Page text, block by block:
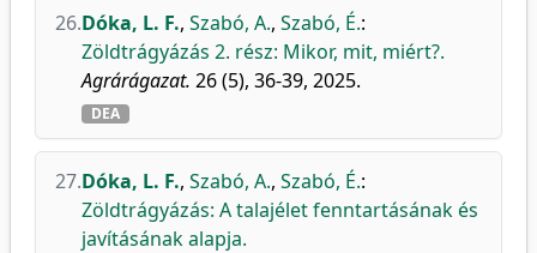
26.Dóka, L. F., Szabó, A., Szabó, É.:
Zöldtrágyázás 2. rész: Mikor, mit, miért?.
Agrárágazat. 26 (5), 36-39, 2025.
DEA
27.Dóka, L. F., Szabó, A., Szabó, É.:
Zöldtrágyázás: A talajélet fenntartásának és
javításának alapja.